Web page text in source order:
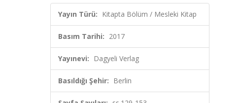
Yayın Türü: Kitapta Bölüm / Mesleki Kitap
Basım Tarihi: 2017
Yayınevi: Dagyeli Verlag
Basıldığı Şehir: Berlin